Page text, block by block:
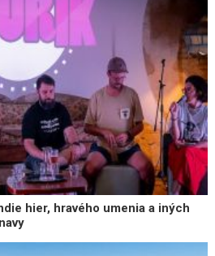
hier, hravého umenia a iných